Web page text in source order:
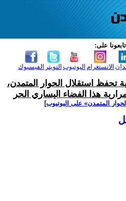
تابعونا على:
الفيسبوك التويتر اليوتيوب الانستغرام
تحفظ استقلال الحوار المتمدن،
هذا الفضاء اليساري الحر
المتمدن» على اليوتيوب]